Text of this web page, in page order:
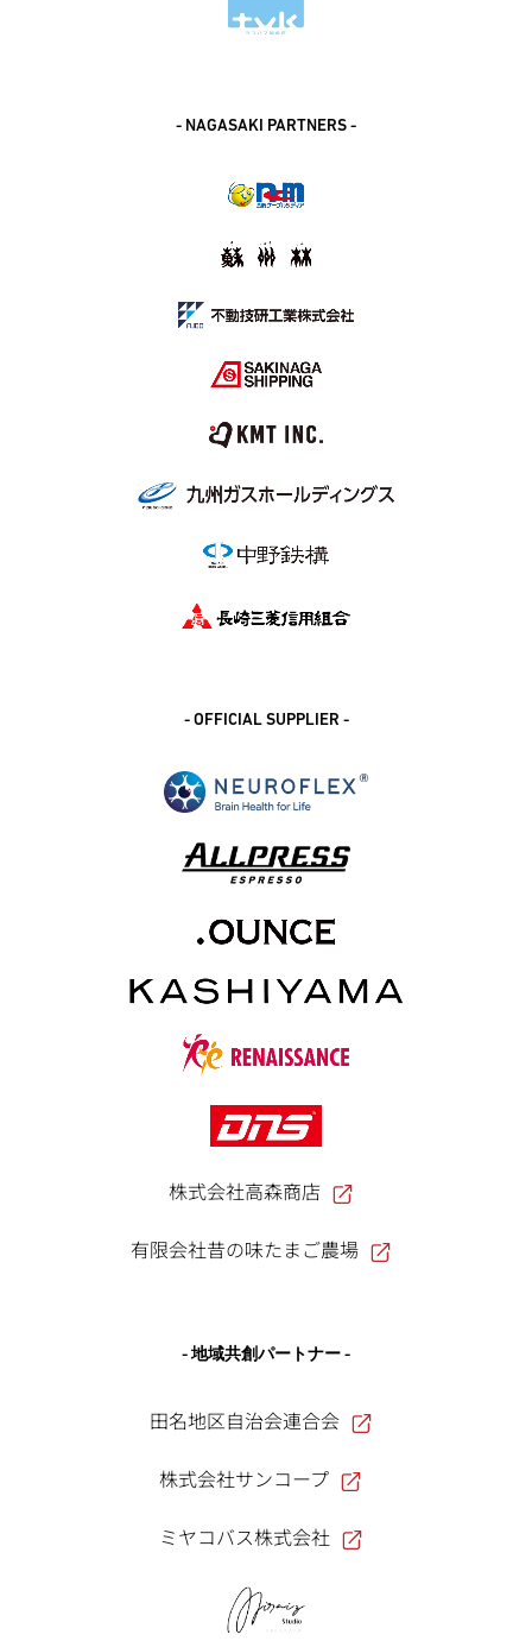
- NAGASAKI PARTNERS -
- OFFICIAL SUPPLIER -
株式会社高森商店
有限会社昔の味たまご農場
- 地域共創パートナー -
田名地区自治会連合会
株式会社サンコープ
ミヤコバス株式会社